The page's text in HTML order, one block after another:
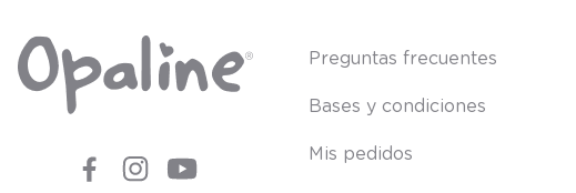
Preguntas frecuentes
Bases y condiciones
Mis pedidos